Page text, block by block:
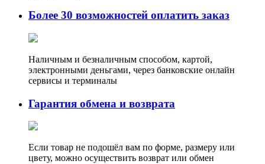
Более 30 возможностей оплатить заказ
Наличным и безналичным способом, картой,
электронными деньгами, через банковские онлайн
сервисы и терминалы
Гарантия обмена и возврата
Если товар не подошёл вам по форме, размеру или
цвету, можно осуществить возврат или обмен